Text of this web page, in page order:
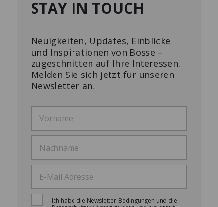
STAY IN TOUCH
Neuigkeiten, Updates, Einblicke
und Inspirationen von Bosse –
zugeschnitten auf Ihre Interessen.
Melden Sie sich jetzt für unseren
Newsletter an.
Ich habe die Newsletter-Bedingungen und die